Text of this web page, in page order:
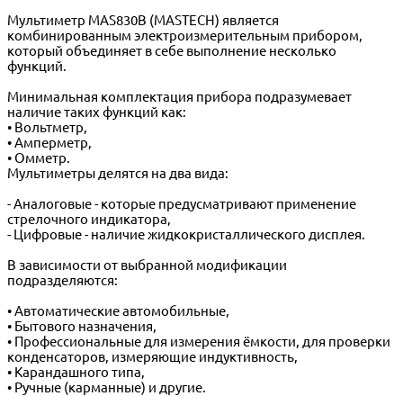
Мультиметр MAS830B (MASTECH) является
комбинированным электроизмерительным прибором,
который объединяет в себе выполнение несколько
функций.
Минимальная комплектация прибора подразумевает
наличие таких функций как:
• Вольтметр,
• Амперметр,
• Омметр.
Мультиметры делятся на два вида:
- Аналоговые - которые предусматривают применение
стрелочного индикатора,
- Цифровые - наличие жидкокристаллического дисплея.
В зависимости от выбранной модификации
подразделяются:
• Автоматические автомобильные,
• Бытового назначения,
• Профессиональные для измерения ёмкости, для проверки
конденсаторов, измеряющие индуктивность,
• Карандашного типа,
• Ручные (карманные) и другие.